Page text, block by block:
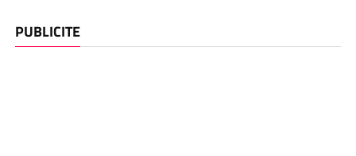
PUBLICITE